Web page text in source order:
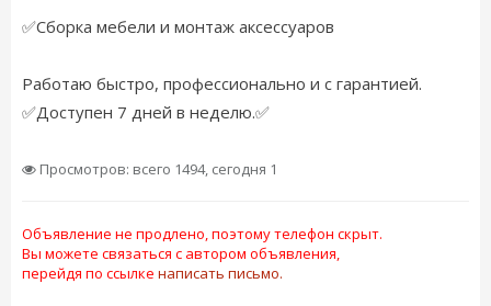
✅Сборка мебели и монтаж аксессуаров
Работаю быстро, профессионально и с гарантией.
✅Доступен 7 дней в неделю.✅
Просмотров: всего 1494, сегодня 1
Объявление не продлено, поэтому телефон скрыт.
Вы можете связаться с автором объявления,
перейдя по ссылке написать письмо.